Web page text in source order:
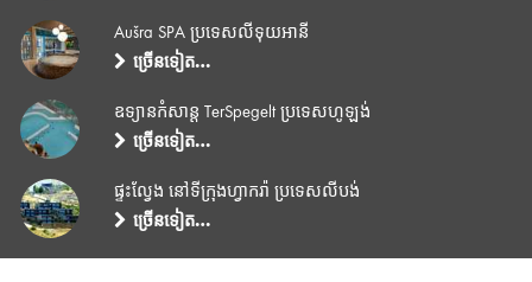
Aušra SPA ប្រទេសលីទុយអានី
ច្រើនទៀត…
ឧទ្យានកំសាន្ត TerSpegelt ប្រទេសហូឡង់
ច្រើនទៀត…
ផ្ទះល្វែង នៅទីក្រុងហ្វាករ៉ា ប្រទេសលីបង់
ច្រើនទៀត…